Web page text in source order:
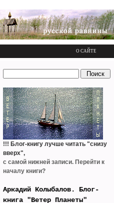
О САЙТЕ
!!! Блог-книгу лучше читать "снизу
вверх",
с самой нижней записи. Перейти к
началу книги?
Аркадий Колыбалов. Блог-
книга "Ветер Планеты"